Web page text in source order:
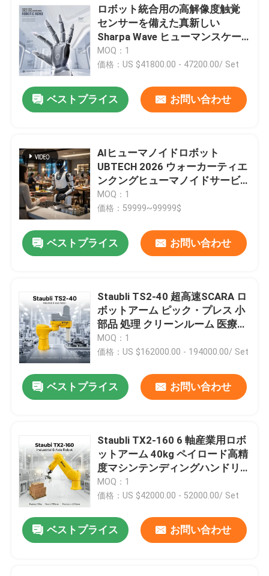
工業用ロボットの腕
溶接ロボットの腕
パレットで運搬するロボット腕
CNC 機械
ロボット線形トラック
ロボット ポジシァヨナー
ロボット保護カバー
ロボット服のパック
ロボット腕のグリッパー
組み立てロボットの腕
ピックプレイスロボット
塗装ロボットの腕
ロボット統合用の高解像度触覚
センサーを備えた真新しい
Sharpa Wave ヒューマンスケー
ルの器用なロボットハンド
MOQ：1
価格：US $41800.00 - 47200.00/ Set
ベストプライス お問い合わせ
AIヒューマノイドロボット
UBTECH 2026 ウォーカーティエ
ンクングヒューマノイドサービ
スロボット
MOQ：1
価格：59999~99999$
ベストプライス お問い合わせ
Staubli TS2-40 超高速SCARA ロ
ボットアーム ピック・プレス 小
部品 処理 クリーンルーム 医療機
器 製造
MOQ：1
価格：US $162000.00 - 194000.00/ Set
ベストプライス お問い合わせ
Staubli TX2-160 6 軸産業用ロボ
ットアーム 40kg ペイロード高精
度マシンテンディングハンドリ
ング用
MOQ：1
価格：US $42000.00 - 52000.00/ Set
ベストプライス お問い合わせ